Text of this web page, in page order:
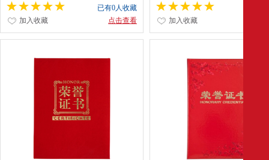
已有0人收藏
点击查看
加入收藏 加入收藏